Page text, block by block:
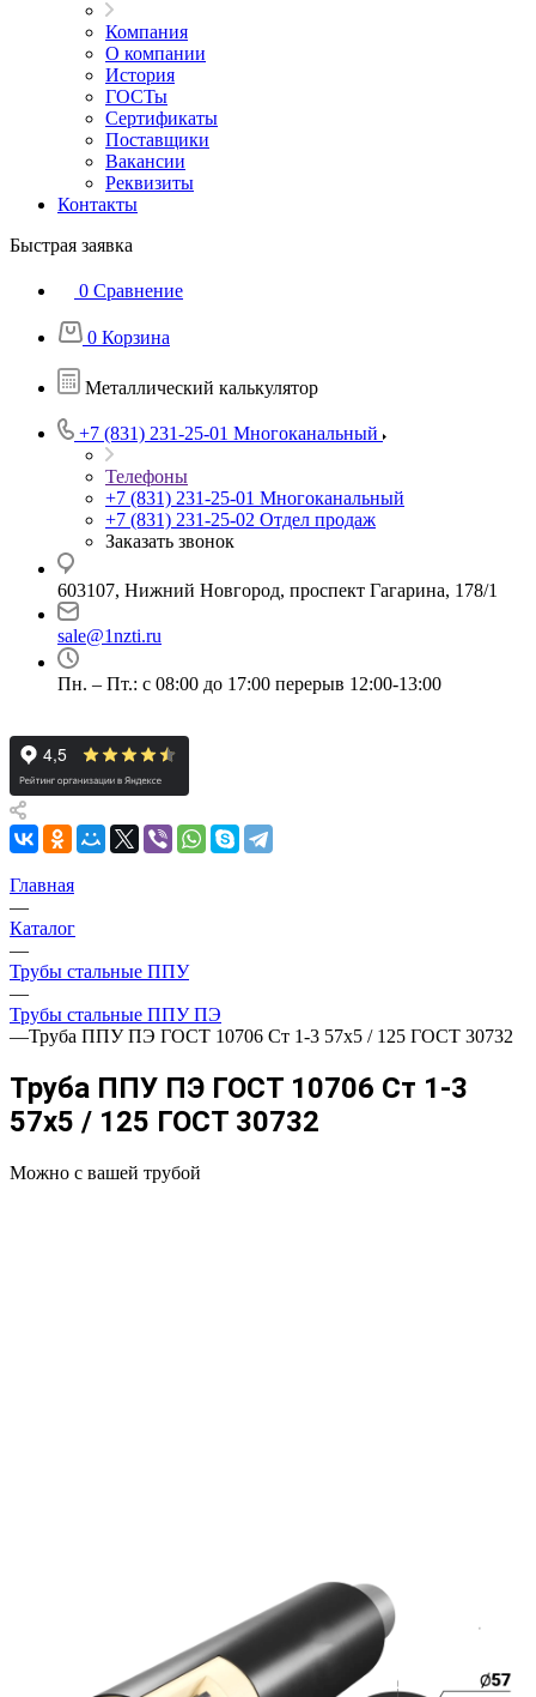
Компания
О компании
История
ГОСТы
Сертификаты
Поставщики
Вакансии
Реквизиты
Контакты
Быстрая заявка
0 Сравнение
0 Корзина
Металлический калькулятор
+7 (831) 231-25-01 Многоканальный
Телефоны
+7 (831) 231-25-01 Многоканальный
+7 (831) 231-25-02 Отдел продаж
Заказать звонок
603107, Нижний Новгород, проспект Гагарина, 178/1
sale@1nzti.ru
Пн. – Пт.: с 08:00 до 17:00 перерыв 12:00-13:00
Главная
—
Каталог
—
Трубы стальные ППУ
—
Трубы стальные ППУ ПЭ
—Труба ППУ ПЭ ГОСТ 10706 Ст 1-3 57x5 / 125 ГОСТ 30732
Труба ППУ ПЭ ГОСТ 10706 Ст 1-3
57x5 / 125 ГОСТ 30732
Можно с вашей трубой